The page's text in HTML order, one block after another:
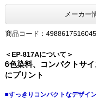
メーカー
商品コード：4988617516045
＜EP-817Aについて＞
6色染料、コンパクトサ
にプリント
■すっきりコンパクトなデザイ